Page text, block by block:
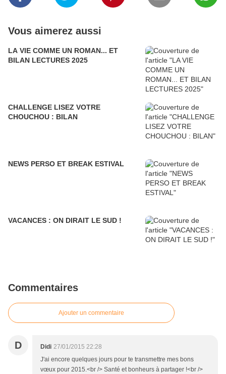
Vous aimerez aussi
LA VIE COMME UN ROMAN... ET
BILAN LECTURES 2025
CHALLENGE LISEZ VOTRE
CHOUCHOU : BILAN
NEWS PERSO ET BREAK ESTIVAL
VACANCES : ON DIRAIT LE SUD !
Commentaires
Ajouter un commentaire
D Didi 27/01/2015 22:28
J'ai encore quelques jours pour te transmettre mes bons
vœux pour 2015.<br /> Santé et bonheurs à partager !<br />